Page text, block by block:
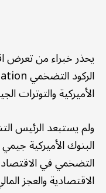
يحذر خبراء من تعرض
الأميركية والتوترات
ولم يستبعد الرئيس
البنوك الأميركية
التضخمي في
الاقتصادية والعجز